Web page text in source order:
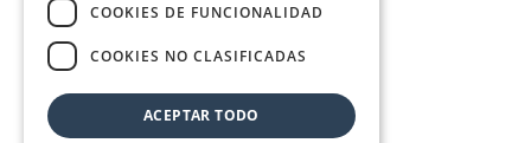
COOKIES DE FUNCIONALIDAD
COOKIES NO CLASIFICADAS
ACEPTAR TODO